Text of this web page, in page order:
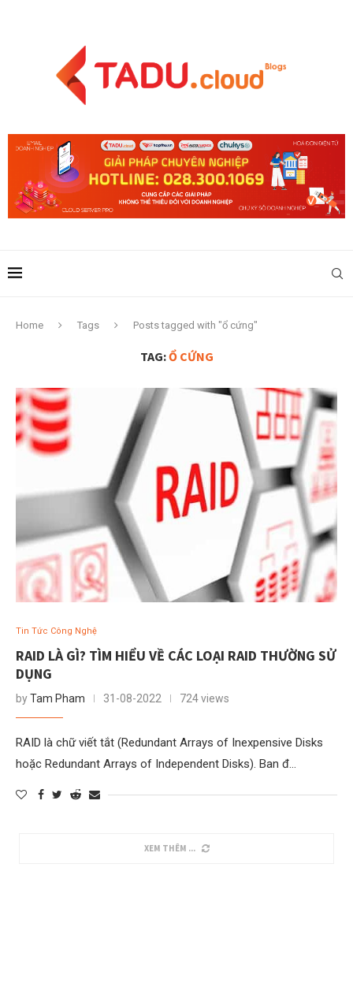
Home Tags Posts tagged with "ổ cứng"
TAG:Ổ CỨNG
Tin Tức Công Nghệ
RAID LÀ GÌ? TÌM HIỂU VỀ CÁC LOẠI RAID THƯỜNG SỬ
DỤNG
byTam Pham 31-08-2022 724 views
RAID là chữ viết tắt (Redundant Arrays of Inexpensive Disks
hoặc Redundant Arrays of Independent Disks). Ban đ…
XEM THÊM